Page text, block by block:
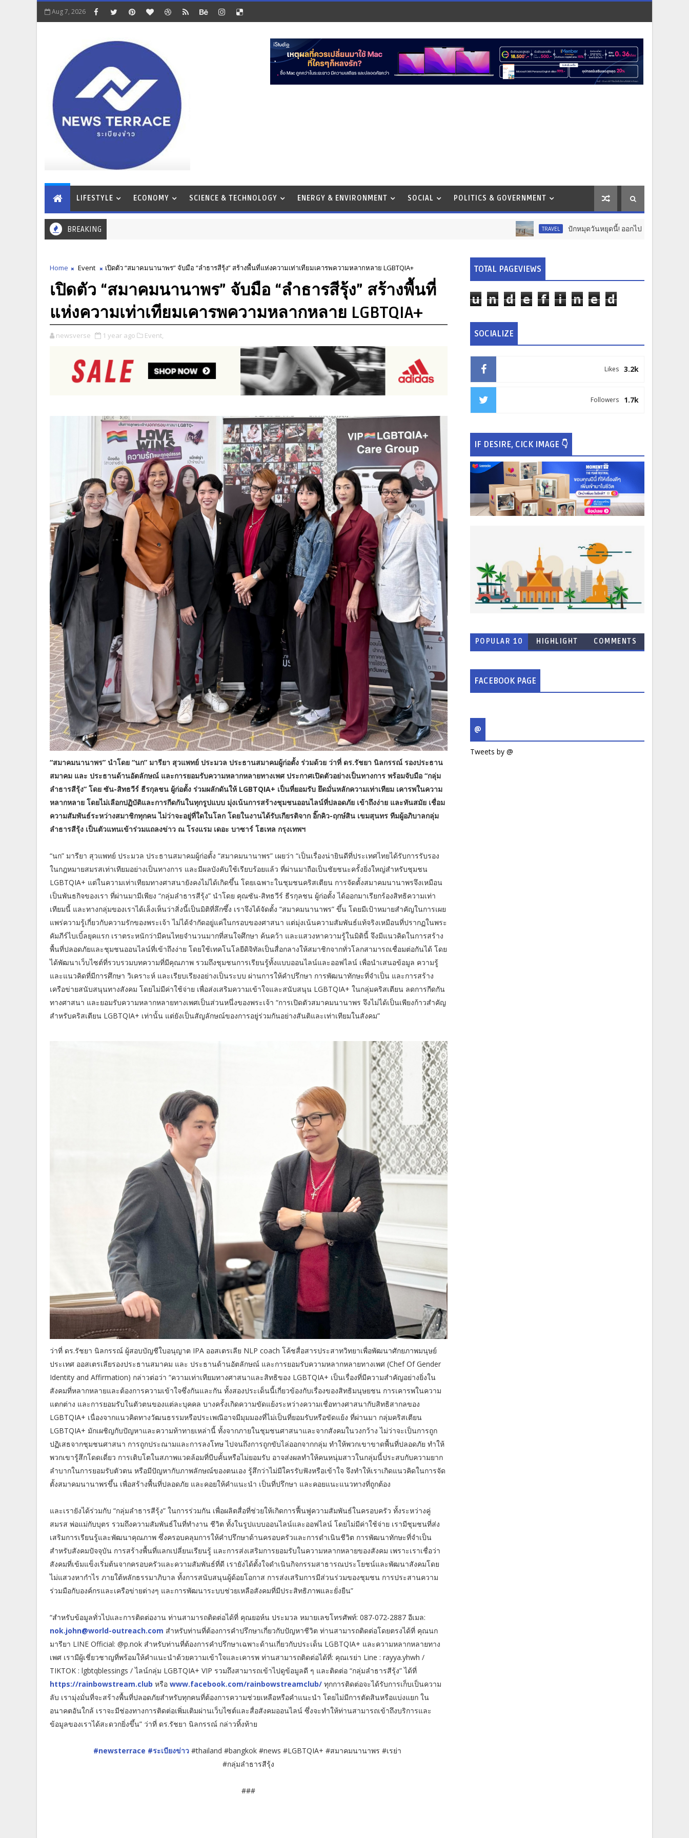
Aug 7, 2026
LIFESTYLE ECONOMY SCIENCE & TECHNOLOGY ENERGY & ENVIRONMENT SOCIAL POLITICS & GOVERNMENT
BREAKING TRAVEL ปักหมุดวันหยุดนี้! ออกไปสร้างช่วงเวลาพิเศษกับคร
Home Event เปิดตัว “สมาคมนานาพร” จับมือ “ลำธารสีรุ้ง” สร้างพื้นที่แห่งความเท่าเทียมเคารพความหลากหลาย LGBTQIA+
เปิดตัว “สมาคมนานาพร” จับมือ “ลำธารสีรุ้ง” สร้างพื้นที่
แห่งความเท่าเทียมเคารพความหลากหลาย LGBTQIA+
newsverse 1 year ago Event,
“สมาคมนานาพร” นำโดย “นก” มารียา สุวแพทย์ ประมวล ประธานสมาคมผู้ก่อตั้ง ร่วมด้วย ว่าที่ ดร.รัชยา นิลกรรณ์ รองประธาน
สมาคม และ ประธานด้านอัตลักษณ์ และการยอมรับความหลากหลายทางเพศ ประกาศเปิดตัวอย่างเป็นทางการ พร้อมจับมือ “กลุ่ม
ลำธารสีรุ้ง” โดย ซัน-สิทธวีร์ ธีรกุลชน ผู้ก่อตั้ง ร่วมผลักดันให้ LGBTQIA+ เป็นที่ยอมรับ ยึดมั่นหลักความเท่าเทียม เคารพในความ
หลากหลาย โดยไม่เลือกปฏิบัติและการกีดกันในทุกรูปแบบ มุ่งเน้นการสร้างชุมชนออนไลน์ที่ปลอดภัย เข้าถึงง่าย และทันสมัย เชื่อม
ความสัมพันธ์ระหว่างสมาชิกทุกคน ไม่ว่าจะอยู่ที่ใดในโลก โดยในงานได้รับเกียรติจาก อิ๊กคิว-ฤกษ์สิน เขมสุนทร ทีมผู้อภิบาลกลุ่ม
ลำธารสีรุ้ง เป็นตัวแทนเข้าร่วมแถลงข่าว ณ โรงแรม เดอะ บาซาร์ โฮเทล กรุงเทพฯ
“นก” มารียา สุวแพทย์ ประมวล ประธานสมาคมผู้ก่อตั้ง “สมาคมนานาพร” เผยว่า “เป็นเรื่องน่ายินดีที่ประเทศไทยได้รับการรับรอง
ในกฎหมายสมรสเท่าเทียมอย่างเป็นทางการ และมีผลบังคับใช้เรียบร้อยแล้ว ที่ผ่านมาถือเป็นชัยชนะครั้งยิ่งใหญ่สำหรับชุมชน
LGBTQIA+ แต่ในความเท่าเทียมทางศาสนายังคงไม่ได้เกิดขึ้น โดยเฉพาะในชุมชนคริสเตียน การจัดตั้งสมาคมนานาพรจึงเหมือน
เป็นพันธกิจของเรา ที่ผ่านมามีเพียง “กลุ่มลำธารสีรุ้ง” นำโดย คุณซัน-สิทธวีร์ ธีรกุลชน ผู้ก่อตั้ง ได้ออกมาเรียกร้องสิทธิความเท่า
เทียมนี้ และทางกลุ่มของเราได้เล็งเห็นว่าสิ่งนี้เป็นมิติที่ลึกซึ้ง เราจึงได้จัดตั้ง “สมาคมนานาพร” ขึ้น โดยมีเป้าหมายสำคัญในการเผย
แพร่ความรู้เกี่ยวกับความรักของพระเจ้า ไม่ได้จำกัดอยู่แค่ในกรอบของศาสนา แต่มุ่งเน้นความสัมพันธ์แท้จริงเหมือนที่ปรากฏในพระ
คัมภีร์ไบเบิ้ลยุคแรก เราตระหนักว่ามีคนไทยจำนวนมากที่สนใจศึกษา ค้นคว้า และแสวงหาความรู้ในมิตินี้ จึงมีแนวคิดในการสร้าง
พื้นที่ปลอดภัยและชุมชนออนไลน์ที่เข้าถึงง่าย โดยใช้เทคโนโลยีดิจิทัลเป็นสื่อกลางให้สมาชิกจากทั่วโลกสามารถเชื่อมต่อกันได้ โดย
ได้พัฒนาเว็บไซต์ที่รวบรวมบทความที่มีคุณภาพ รวมถึงชุมชนการเรียนรู้ทั้งแบบออนไลน์และออฟไลน์ เพื่อนำเสนอข้อมูล ความรู้
และแนวคิดที่มีการศึกษา วิเคราะห์ และเรียบเรียงอย่างเป็นระบบ ผ่านการให้คำปรึกษา การพัฒนาทักษะที่จำเป็น และการสร้าง
เครือข่ายสนับสนุนทางสังคม โดยไม่มีค่าใช้จ่าย เพื่อส่งเสริมความเข้าใจและสนับสนุน LGBTQIA+ ในกลุ่มคริสเตียน ลดการกีดกัน
ทางศาสนา และยอมรับความหลากหลายทางเพศเป็นส่วนหนึ่งของพระเจ้า “การเปิดตัวสมาคมนานาพร จึงไม่ได้เป็นเพียงก้าวสำคัญ
สำหรับคริสเตียน LGBTQIA+ เท่านั้น แต่ยังเป็นสัญลักษณ์ของการอยู่ร่วมกันอย่างสันติและเท่าเทียมในสังคม”
ว่าที่ ดร.รัชยา นิลกรรณ์ ผู้สอบบัญชีใบอนุญาต IPA ออสเตรเลีย NLP coach โค้ชสื่อสารประสาทวิทยาเพื่อพัฒนาศักยภาพมนุษย์
ประเทศ ออสเตรเลียรองประธานสมาคม และ ประธานด้านอัตลักษณ์ และการยอมรับความหลากหลายทางเพศ (Chef Of Gender
Identity and Affirmation) กล่าวต่อว่า “ความเท่าเทียมทางศาสนาและสิทธิของ LGBTQIA+ เป็นเรื่องที่มีความสำคัญอย่างยิ่งใน
สังคมที่หลากหลายและต้องการความเข้าใจซึ่งกันและกัน ทั้งสองประเด็นนี้เกี่ยวข้องกับเรื่องของสิทธิมนุษยชน การเคารพในความ
แตกต่าง และการยอมรับในตัวตนของแต่ละบุคคล บางครั้งเกิดความขัดแย้งระหว่างความเชื่อทางศาสนากับสิทธิสากลของ
LGBTQIA+ เนื่องจากแนวคิดทางวัฒนธรรมหรือประเพณีอาจมีมุมมองที่ไม่เป็นที่ยอมรับหรือขัดแย้ง ที่ผ่านมา กลุ่มคริสเตียน
LGBTQIA+ มักเผชิญกับปัญหาและความท้าทายเหล่านี้ ทั้งจากภายในชุมชนศาสนาและจากสังคมในวงกว้าง ไม่ว่าจะเป็นการถูก
ปฏิเสธจากชุมชนศาสนา การถูกประณามและการลงโทษ ไปจนถึงการถูกขับไล่ออกจากกลุ่ม ทำให้พวกเขาขาดพื้นที่ปลอดภัย ทำให้
พวกเขารู้สึกโดดเดี่ยว การเติบโตในสภาพแวดล้อมที่บีบคั้นหรือไม่ยอมรับ อาจส่งผลทำให้คนหนุ่มสาวในกลุ่มนี้ประสบกับความยาก
ลำบากในการยอมรับตัวตน หรือมีปัญหากับภาพลักษณ์ของตนเอง รู้สึกว่าไม่มีใครรับฟังหรือเข้าใจ จึงทำให้เราเกิดแนวคิดในการจัด
ตั้งสมาคมนานาพรขึ้น เพื่อสร้างพื้นที่ปลอดภัย และคอยให้คำแนะนำ เป็นที่ปรึกษา และคอยแนะแนวทางที่ถูกต้อง
และเรายังได้ร่วมกับ “กลุ่มลำธารสีรุ้ง” ในการร่วมกัน เพื่อผลิตสื่อที่ช่วยให้เกิดการฟื้นฟูความสัมพันธ์ในครอบครัว ทั้งระหว่างคู่
สมรส พ่อแม่กับบุตร รวมถึงความสัมพันธ์ในที่ทำงาน ชีวิต ทั้งในรูปแบบออนไลน์และออฟไลน์ โดยไม่มีค่าใช้จ่าย เรามีชุมชนที่ส่ง
เสริมการเรียนรู้และพัฒนาคุณภาพ ซึ่งครอบคลุมการให้คำปรึกษาด้านครอบครัวและการดำเนินชีวิต การพัฒนาทักษะที่จำเป็น
สำหรับสังคมปัจจุบัน การสร้างพื้นที่แลกเปลี่ยนเรียนรู้ และการส่งเสริมการยอมรับในความหลากหลายของสังคม เพราะเราเชื่อว่า
สังคมที่เข้มแข็งเริ่มต้นจากครอบครัวและความสัมพันธ์ที่ดี เรายังได้ตั้งใจดำเนินกิจกรรมสาธารณประโยชน์และพัฒนาสังคมโดย
ไม่แสวงหากำไร ภายใต้หลักธรรมาภิบาล ทั้งการสนับสนุนผู้ด้อยโอกาส การส่งเสริมการมีส่วนร่วมของชุมชน การประสานความ
ร่วมมือกับองค์กรและเครือข่ายต่างๆ และการพัฒนาระบบช่วยเหลือสังคมที่มีประสิทธิภาพและยั่งยืน”
“สำหรับข้อมูลทั่วไปและการติดต่องาน ท่านสามารถติดต่อได้ที่ คุณยอห์น ประมวล หมายเลขโทรศัพท์: 087-072-2887 อีเมล:
nok.john@world-outreach.com สำหรับท่านที่ต้องการคำปรึกษาเกี่ยวกับปัญหาชีวิต ท่านสามารถติดต่อโดยตรงได้ที่ คุณนก
มารียา LINE Official: @p.nok สำหรับท่านที่ต้องการคำปรึกษาเฉพาะด้านเกี่ยวกับประเด็น LGBTQIA+ และความหลากหลายทาง
เพศ เรามีผู้เชี่ยวชาญที่พร้อมให้คำแนะนำด้วยความเข้าใจและเคารพ ท่านสามารถติดต่อได้ที่: คุณเรย่า Line : rayya.yhwh /
TIKTOK : lgbtqblessings / ไลน์กลุ่ม LGBTQIA+ VIP รวมถึงสามารถเข้าไปดูข้อมูลดี ๆ และติดต่อ “กลุ่มลำธารสีรุ้ง” ได้ที่
https://rainbowstream.club หรือ www.facebook.com/rainbowstreamclub/ ทุกการติดต่อจะได้รับการเก็บเป็นความ
ลับ เรามุ่งมั่นที่จะสร้างพื้นที่ปลอดภัยสำหรับทุกคนที่ต้องการความช่วยเหลือหรือคำแนะนำ โดยไม่มีการตัดสินหรือแบ่งแยก ใน
อนาคตอันใกล้ เราจะมีช่องทางการติดต่อเพิ่มเติมผ่านเว็บไซต์และสื่อสังคมออนไลน์ ซึ่งจะทำให้ท่านสามารถเข้าถึงบริการและ
ข้อมูลของเราได้สะดวกยิ่งขึ้น” ว่าที่ ดร.รัชยา นิลกรรณ์ กล่าวทิ้งท้าย
#newsterrace #ระเบียงข่าว #thailand #bangkok #news #LGBTQIA+ #สมาคมนานาพร #เรย่า
#กลุ่มลำธารสีรุ้ง
###
TOTAL PAGEVIEWS
u n d e f i n e d
SOCIALIZE
3.2k
Likes
1.7k
Followers
IF DESIRE, CICK IMAGE 👇
POPULAR 10
HIGHLIGHT
COMMENTS
FACEBOOK PAGE
@
Tweets by @